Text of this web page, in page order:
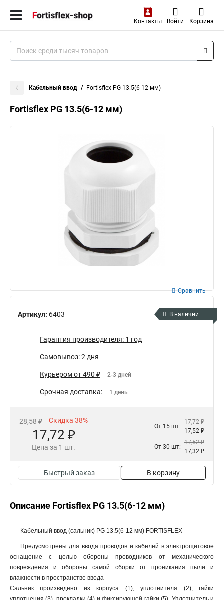
Контакты Войти Корзина
Кабельный ввод Fortisflex PG 13.5(6-12 мм)
Fortisflex PG 13.5(6-12 мм)
Артикул: 6403
Сравнить
В наличии
Гарантия производителя: 1 год
Самовывоз: 2 дня
Курьером от 490 ₽ 2-3 дней
Срочная доставка: 1 день
28,58 ₽ Скидка 38%
17,72 ₽
Цена за 1 шт.
От 15 шт:
17,72 ₽
17,52 ₽
От 30 шт:
17,52 ₽
17,32 ₽
Быстрый заказ В корзину
Описание Fortisflex PG 13.5(6-12 мм)
Кабельный ввод (сальник) PG 13.5(6-12 мм) FORTISFLEX
Предусмотрены для ввода проводов и кабелей в электрощитовое
оснащение с целью обороны проводников от механического
повреждения и обороны самой сборки от проникания пыли и
влажности в пространстве ввода
Сальник произведено из корпуса (1), уплотнителя (2), гайки